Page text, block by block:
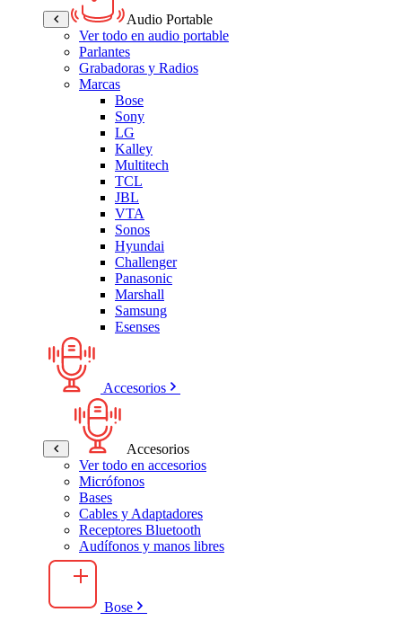
Audio Portable
Ver todo en audio portable
Parlantes
Grabadoras y Radios
Marcas
Bose
Sony
LG
Kalley
Multitech
TCL
JBL
VTA
Sonos
Hyundai
Challenger
Panasonic
Marshall
Samsung
Esenses
Accesorios
Accesorios
Ver todo en accesorios
Micrófonos
Bases
Cables y Adaptadores
Receptores Bluetooth
Audífonos y manos libres
Bose